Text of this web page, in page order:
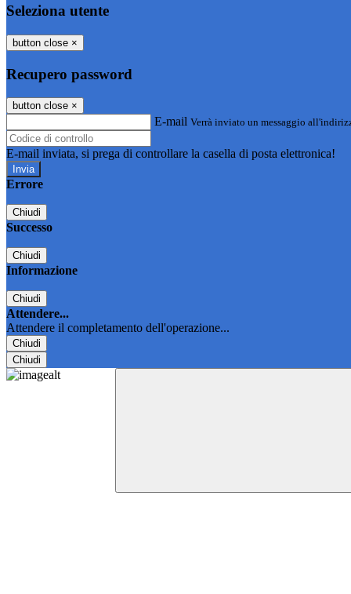
Seleziona utente
button close ×
Recupero password
button close ×
E-mail Verrà inviato un messaggio
E-mail inviata, si prega di controllare la casella di posta elettronica!
Errore
Chiudi
Successo
Chiudi
Informazione
Chiudi
Attendere...
Attendere il completamento dell'operazione...
Chiudi
Chiudi